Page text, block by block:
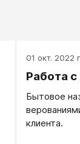
01 окт. 2022
Работа
Бытовое
клиента.